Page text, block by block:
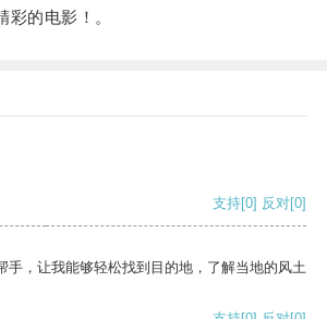
的电影！。
支持[0] 反对[0]
手，让我能够轻松找到目的地，了解当地的风土